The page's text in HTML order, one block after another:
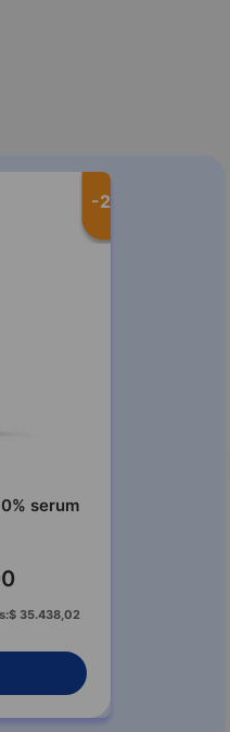
-20 %
serum
$ 35.438,02